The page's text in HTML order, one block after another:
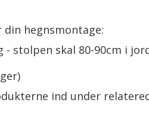
hegnsmontage:
- stolpen skal 80-90cm i
ind under